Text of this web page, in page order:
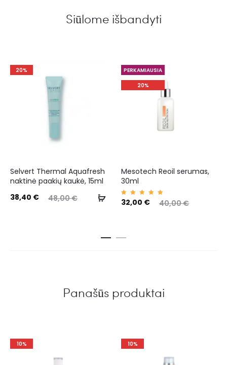
Siūlome išbandyti
20%
Selvert Thermal Aquafresh
naktinė paakių kaukė, 15ml
48,00€
38,40 €
PERKAMIAUSIA
20%
Mesotech Reoil serumas,
30ml
Įvertin
imas:
40,00€
32,00 €
Panašūs produktai
10% 10%